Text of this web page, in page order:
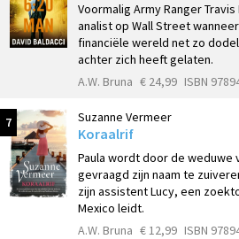
Voormalig Army Ranger
analist op Wall Street
financiële wereld net zo
achter zich heeft gelaten.
A.W. Bruna € 24,99 ISBN
7 Suzanne Vermeer
Koraalrif
Paula wordt door de weduwe
gevraagd zijn naam te
zijn assistent Lucy, een
Mexico leidt.
A.W. Bruna € 12,99 ISBN